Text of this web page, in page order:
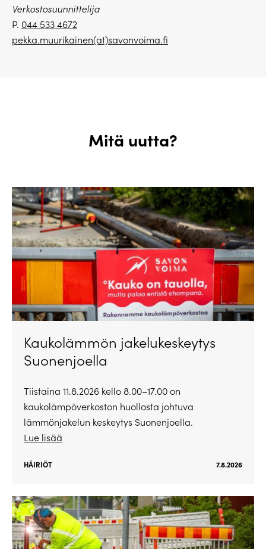
Verkostosuunnittelija
P. 044 533 4672
pekka.muurikainen(at)savonvoima.fi
Mitä uutta?
Kaukolämmön jakelukeskeytys
Suonenjoella
Tiistaina 11.8.2026 kello 8.00–17.00 on
kaukolämpöverkoston huollosta johtuva
lämmönjakelun keskeytys Suonenjoella.
Lue lisää
HÄIRIÖT 7.8.2026